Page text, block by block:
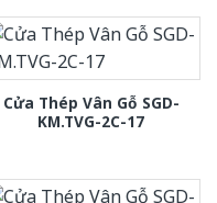
Cửa Thép Vân Gỗ SGD-
KM.TVG-2C-17